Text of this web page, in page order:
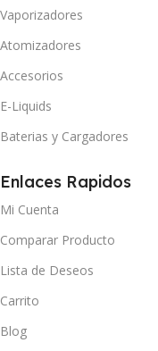
Vaporizadores
Atomizadores
Accesorios
E-Liquids
Baterias y Cargadores
Enlaces Rapidos
Mi Cuenta
Comparar Producto
Lista de Deseos
Carrito
Blog